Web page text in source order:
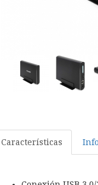
Características